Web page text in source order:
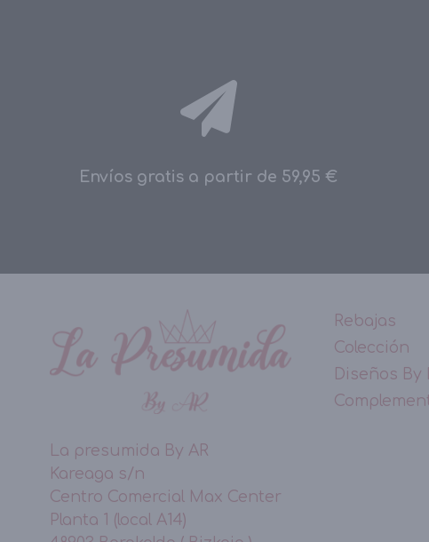
Envíos gratis a partir de 59,95 €
La presumida By AR
Kareaga s/n
Centro Comercial Max Center
Planta 1 (local A14)
Rebajas
Colección
Diseños By